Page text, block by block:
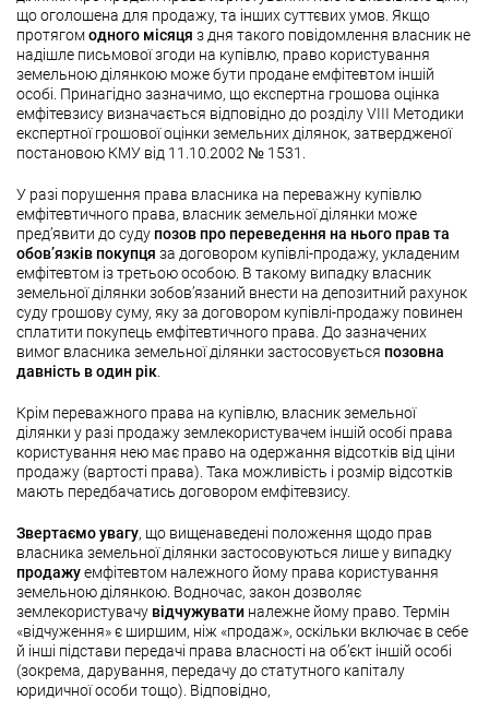
що оголошена для продажу, та інших суттєвих умов. Якщо
протягомодного місяця з дня такого повідомлення власник не
надішле письмової згоди на купівлю, право користування
земельною ділянкою може бути продане емфітевтом іншій
особі. Принагідно зазначимо, що експертна грошова оцінка
емфітевзису визначається відповідно до розділу VIII Методики
експертної грошової оцінки земельних ділянок, затвердженої
постановою КМУ від 11.10.2002 № 1531.
У разі порушення права власника на переважну купівлю
емфітевтичного права, власник земельної ділянки може
пред’явити до суду позов про переведення на нього прав та
обов’язків покупця за договором купівлі-продажу, укладеним
емфітевтом із третьою особою. В такому випадку власник
земельної ділянки зобов’язаний внести на депозитний рахунок
суду грошову суму, яку за договором купівлі-продажу повинен
сплатити покупець емфітевтичного права. До зазначених
вимог власника земельної ділянки застосовується позовна
давність в один рік
Крім переважного права на купівлю, власник земельної
ділянки у разі продажу землекористувачем іншій особі права
користування нею має право на одержання відсотків від ціни
продажу (вартості права). Така можливість і розмір відсотків
мають передбачатись договором емфітевзису.
Звертаємо увагу, що вищенаведені положення щодо прав
власника земельної ділянки застосовуються лише у випадку
продажуемфітевтом належного йому права користування
земельною ділянкою. Водночас, закон дозволяє
землекористувачу відчужувати належне йому право. Термін
«відчуження» є ширшим, ніж «продаж», оскільки включає в себе
й інші підстави передачі права власності на об’єкт іншій особі
(зокрема, дарування, передачу до статутного капіталу
юридичної особи тощо). Відповідно,